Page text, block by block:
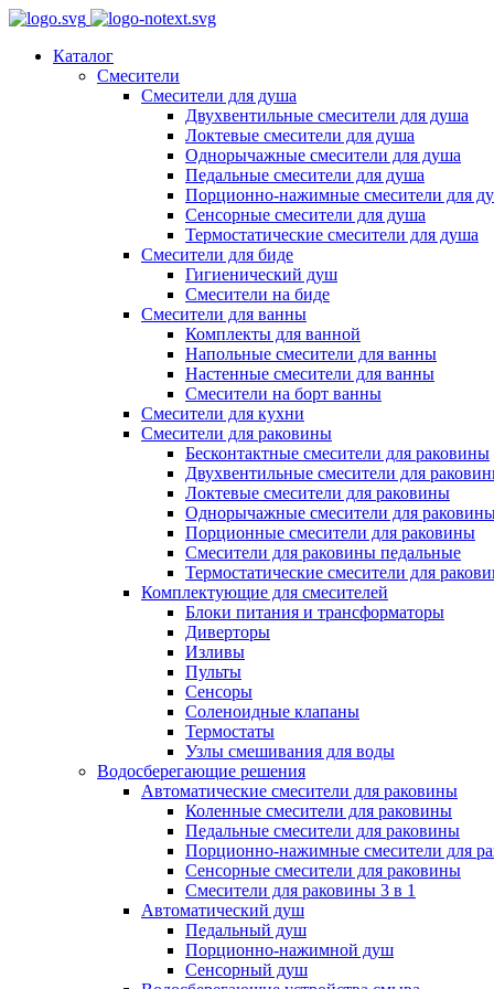
Каталог
Смесители
Смесители для душа
Двухвентильные смесители для душа
Локтевые смесители для душа
Однорычажные смесители для душа
Педальные смесители для душа
Порционно-нажимные смесители для
Сенсорные смесители для душа
Термостатические смесители для душа
Смесители для биде
Гигиенический душ
Смесители на биде
Смесители для ванны
Комплекты для ванной
Напольные смесители для ванны
Настенные смесители для ванны
Смесители на борт ванны
Смесители для кухни
Смесители для раковины
Бесконтактные смесители для раковины
Двухвентильные смесители для
Локтевые смесители для раковины
Однорычажные смесители для
Порционные смесители для раковины
Смесители для раковины педальные
Термостатические смесители для
Комплектующие для смесителей
Блоки питания и трансформаторы
Диверторы
Изливы
Пульты
Сенсоры
Соленоидные клапаны
Термостаты
Узлы смешивания для воды
Водосберегающие решения
Автоматические смесители для раковины
Коленные смесители для раковины
Педальные смесители для раковины
Порционно-нажимные смесители для
Сенсорные смесители для раковины
Смесители для раковины 3 в 1
Автоматический душ
Педальный душ
Порционно-нажимной душ
Сенсорный душ